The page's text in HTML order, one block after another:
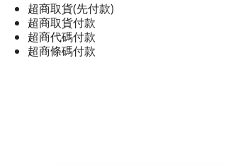
超商取貨(先付款)
超商取貨付款
超商代碼付款
超商條碼付款